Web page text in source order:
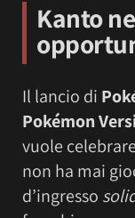
Kanto
Il lancio di
Pokémon
vuole celebrare
non ha mai
d’ingresso